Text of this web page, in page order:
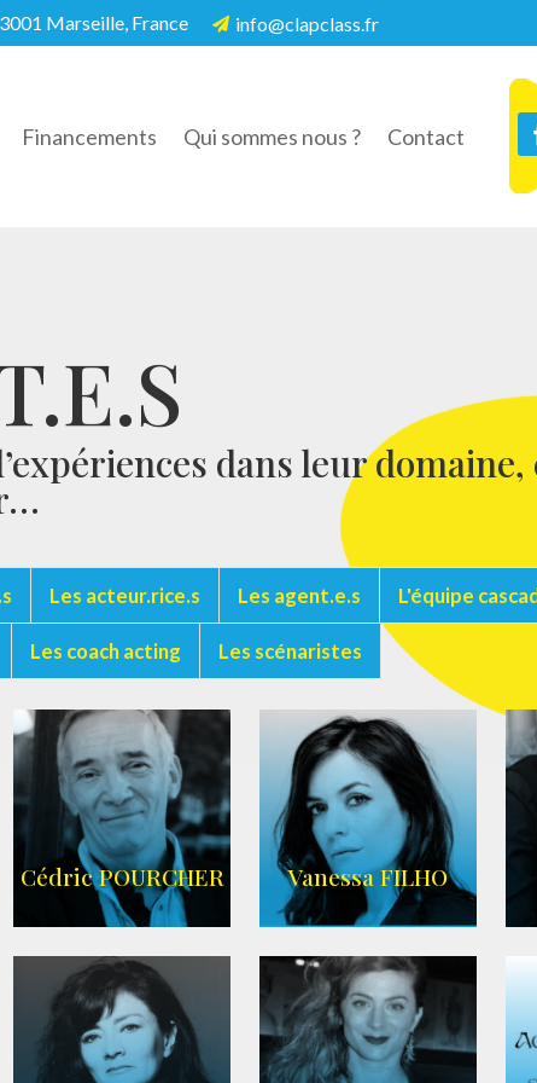
Marseille, France  info@clapclass.fr
Financements Qui sommes nous ? Contact
dans leur domaine,
Les acteur.rice.s Les agent.e.s L'équipe
Les coach acting Les scénaristes
Cédric POURCHER
AGENCE ARC-
Vanessa FILHO